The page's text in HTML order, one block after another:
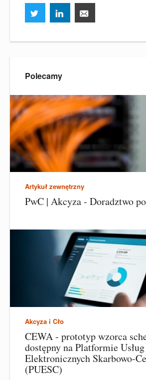
Polecamy
Artykuł zewnętrzny
PwC | Akcyza - Doradztwo
Akcyza i Cło
CEWA - prototyp wzorca
dostępny na Platformie Usług
Elektronicznych Skarbowo-
(PUESC)